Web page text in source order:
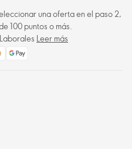
una oferta en el paso 2,
100 puntos o más.
Leer más